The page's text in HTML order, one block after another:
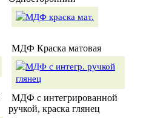
МДФ Краска матовая
МДФ с интегрированной
ручкой, краска глянец